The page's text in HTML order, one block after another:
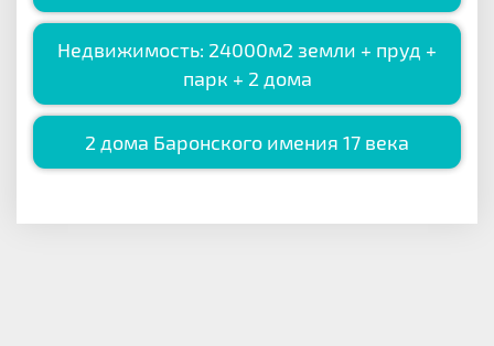
Недвижимость: 24000м2 земли + пруд +
парк + 2 дома
2 дома Баронского имения 17 века